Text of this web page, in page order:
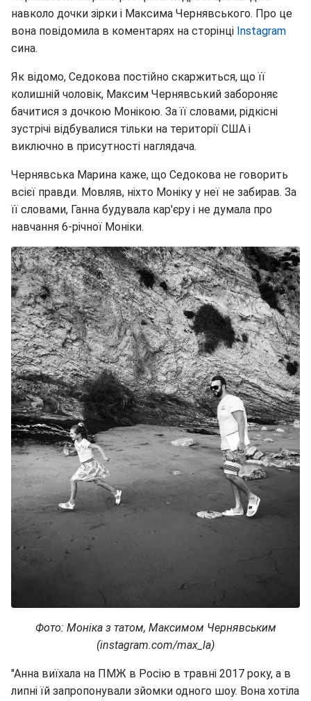
навколо дочки зірки і Максима Чернявського. Про це
вона повідомила в коментарях на сторінці Instagram
сина.
Як відомо, Седокова постійно скаржиться, що її
колишній чоловік, Максим Чернявський забороняє
бачитися з дочкою Монікою. За її словами, рідкісні
зустрічі відбувалися тільки на території США і
виключно в присутності наглядача.
Чернявська Марина каже, що Седокова не говорить
всієї правди. Мовляв, ніхто Моніку у неї не забирав. За
її словами, Ганна будувала кар'єру і не думала про
навчання 6-річної Моніки.
Фото: Моніка з татом, Максимом Чернявським
(instagram.com/max_la)
"Анна виїхала на ПМЖ в Росію в травні 2017 року, а в
липні їй запропонували зйомки одного шоу. Вона хотіла